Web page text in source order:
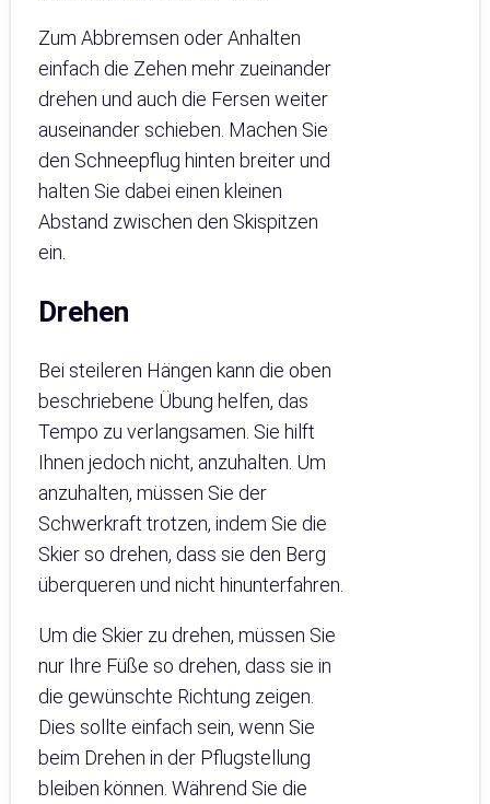
Zum Abbremsen oder Anhalten
einfach die Zehen mehr zueinander
drehen und auch die Fersen weiter
auseinander schieben. Machen Sie
den Schneepflug hinten breiter und
halten Sie dabei einen kleinen
Abstand zwischen den Skispitzen
ein.
Drehen
Bei steileren Hängen kann die oben
beschriebene Übung helfen, das
Tempo zu verlangsamen. Sie hilft
Ihnen jedoch nicht, anzuhalten. Um
anzuhalten, müssen Sie der
Schwerkraft trotzen, indem Sie die
Skier so drehen, dass sie den Berg
überqueren und nicht hinunterfahren.
Um die Skier zu drehen, müssen Sie
nur Ihre Füße so drehen, dass sie in
die gewünschte Richtung zeigen.
Dies sollte einfach sein, wenn Sie
beim Drehen in der Pflugstellung
bleiben können. Während Sie die